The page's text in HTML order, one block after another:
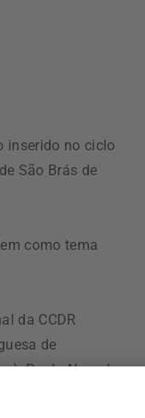
inserido no ciclo
São Brás de
como tema
da CCDR
de
Paula Noronha